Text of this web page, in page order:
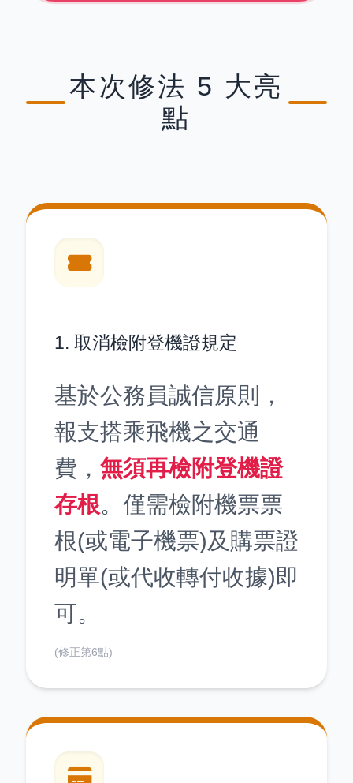
本次修法 5 大亮
點
1. 取消檢附登機證規定
基於公務員誠信原則，
報支搭乘飛機之交通
費， 無須再檢附登機證
存根。僅需檢附機票票
根(或電子機票)及購票證
明單(或代收轉付收據)即
可。
(修正第6點)